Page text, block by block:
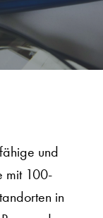
und
mit 100-
in